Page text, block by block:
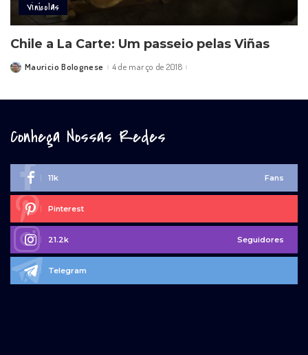
Vinícolas
Chile a La Carte: Um passeio pelas Viñas
PostedMauricio Bolognese 4 de março de 2018
Conheça Nossas Redes
11k Fans
Pinterest
21.2k Seguidores
Telegram